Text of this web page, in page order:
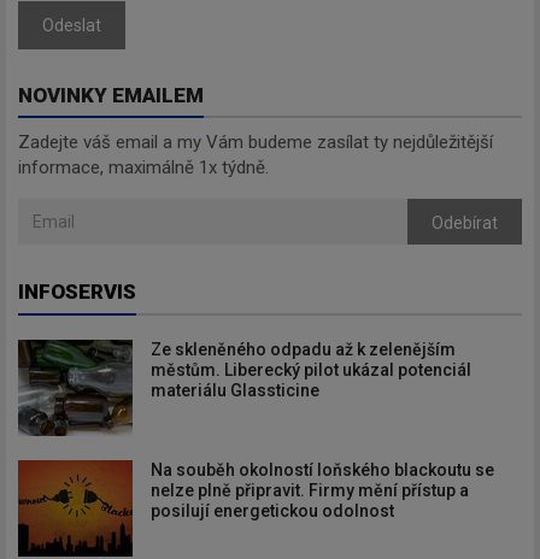
Odeslat
NOVINKY EMAILEM
Zadejte váš email a my Vám budeme zasílat ty nejdůležitější
informace, maximálně 1x týdně.
Odebírat
INFOSERVIS
Ze skleněného odpadu až k zelenějším
městům. Liberecký pilot ukázal potenciál
materiálu Glassticine
Na souběh okolností loňského blackoutu se
nelze plně připravit. Firmy mění přístup a
posilují energetickou odolnost